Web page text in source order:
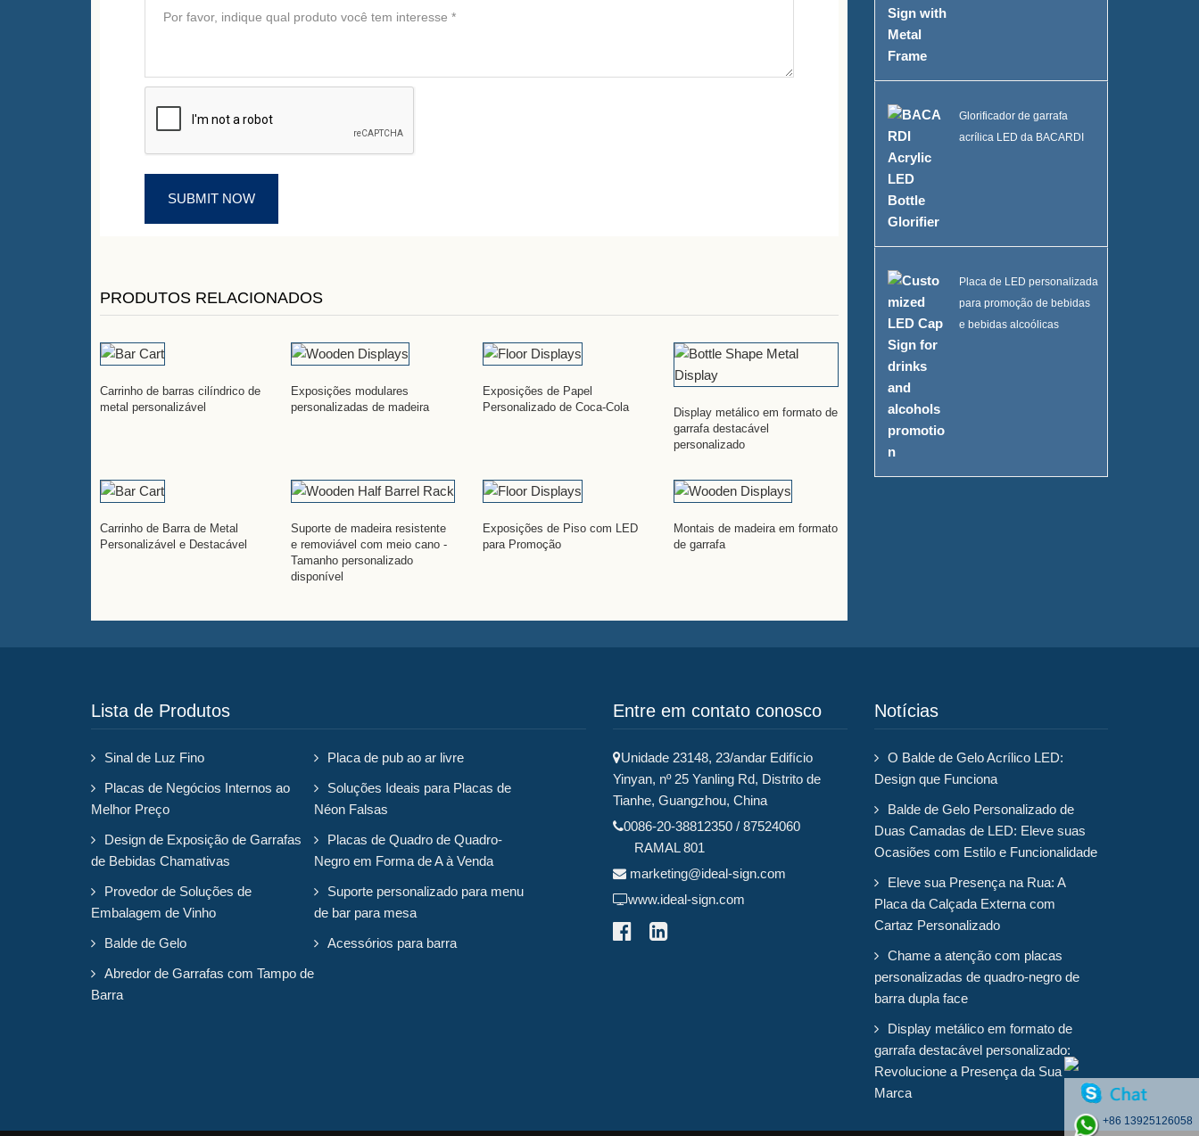
PRODUTOS RELACIONADOS
Carrinho de barras cilíndrico de
metal personalizável
Exposições modulares
personalizadas de madeira
Exposições de Papel
Personalizado de Coca-Cola
Display metálico em formato de
garrafa destacável
personalizado
Carrinho de Barra de Metal
Personalizável e Destacável
Suporte de madeira resistente
e removiável com meio cano -
Tamanho personalizado
disponível
Exposições de Piso com LED
para Promoção
Montais de madeira em formato
de garrafa
Glorificador de garrafa
acrílica LED da BACARDI
Placa de LED personalizada
para promoção de bebidas
e bebidas alcoólicas
Lista de Produtos
Sinal de Luz Fino
Placa de pub ao ar livre
Placas de Negócios Internos ao
Melhor Preço
Soluções Ideais para Placas de
Néon Falsas
Design de Exposição de Garrafas
de Bebidas Chamativas
Placas de Quadro de Quadro-
Negro em Forma de A à Venda
Provedor de Soluções de
Embalagem de Vinho
Suporte personalizado para menu
de bar para mesa
Balde de Gelo
Acessórios para barra
Abredor de Garrafas com Tampo de
Barra
Entre em contato conosco
Unidade 23148, 23/andar Edifício
Yinyan, nº 25 Yanling Rd, Distrito de
Tianhe, Guangzhou, China
0086-20-38812350 / 87524060
RAMAL 801
marketing@ideal-sign.com
www.ideal-sign.com
Notícias
O Balde de Gelo Acrílico LED:
Design que Funciona
Balde de Gelo Personalizado de
Duas Camadas de LED: Eleve suas
Ocasiões com Estilo e Funcionalidade
Eleve sua Presença na Rua: A
Placa da Calçada Externa com
Cartaz Personalizado
Chame a atenção com placas
personalizadas de quadro-negro de
barra dupla face
Display metálico em formato de
garrafa destacável personalizado:
Revolucione a Presença da Sua
Marca
+86 13925126058